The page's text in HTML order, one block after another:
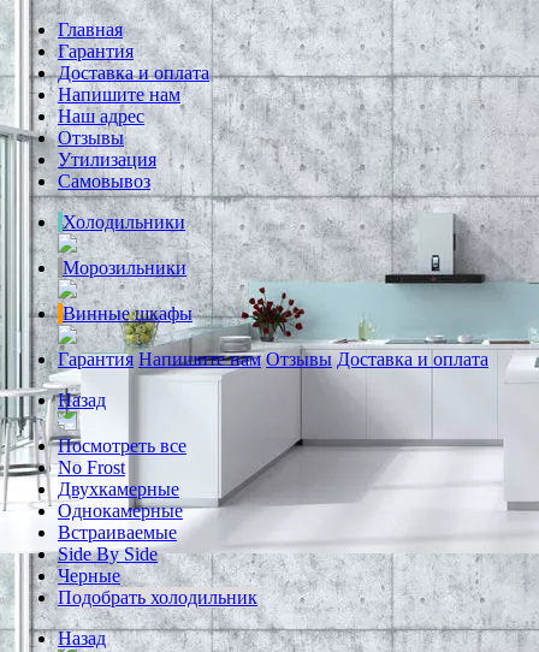
Главная
Гарантия
Доставка и оплата
Напишите нам
Наш адрес
Отзывы
Утилизация
Самовывоз
Холодильники
Морозильники
Винные шкафы
Гарантия Напишите нам Отзывы Доставка и оплата
Назад
Посмотреть все
No Frost
Двухкамерные
Однокамерные
Встраиваемые
Side By Side
Черные
Подобрать холодильник
Назад